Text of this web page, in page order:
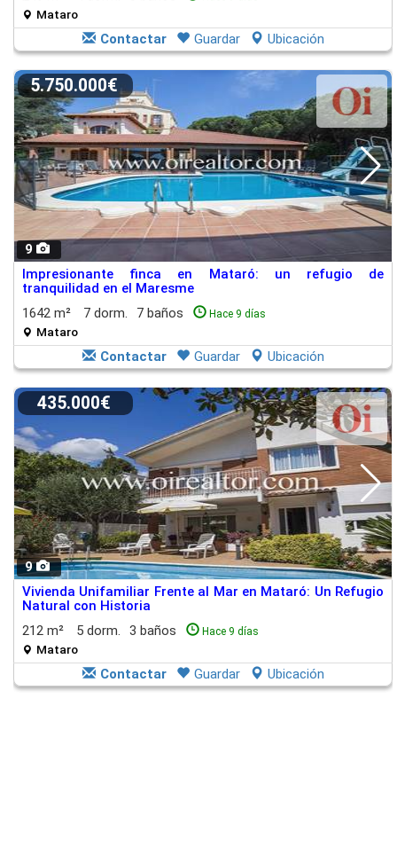
Mataro
Contactar Guardar Ubicación
9
5.750.000€
Impresionante finca en Mataró: un refugio de
tranquilidad en el Maresme
1642 m²
7 dorm. 7 baños Hace 9 días
Mataro
Contactar Guardar Ubicación
9
435.000€
Vivienda Unifamiliar Frente al Mar en Mataró: Un Refugio
Natural con Historia
212 m²
5 dorm. 3 baños Hace 9 días
Mataro
Contactar Guardar Ubicación